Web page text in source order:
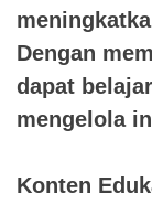
Dengan
dapat
mengelola
Konten